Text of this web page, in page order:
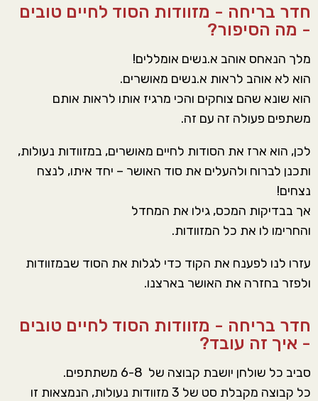
חדר בריחה - מזוודות הסוד לחיים טובים
- מה הסיפור?
מלך הנאחס אוהב א.נשים אומללים!
הוא לא אוהב לראות א.נשים מאושרים.
הוא שונא שהם צוחקים והכי מרגיז אותו לראות אותם
משתפים פעולה זה עם זה.
לכן, הוא ארז את הסודות לחיים מאושרים, במזוודות נעולות,
ותכנן לברוח ולהעלים את סוד האושר – יחד איתו, לנצח
נצחים!
אך בבדיקות המכס, גילו את המחדל
והחרימו לו את כל המזוודות.
עזרו לנו לפענח את הקוד כדי לגלות את הסוד שבמזוודות
ולפזר בחזרה את האושר בארצנו.
חדר בריחה - מזוודות הסוד לחיים טובים
- איך זה עובד?
סביב כל שולחן יושבת קבוצה של 6-8 משתתפים.
כל קבוצה מקבלת סט של 3 מזוודות נעולות, הנמצאות זו